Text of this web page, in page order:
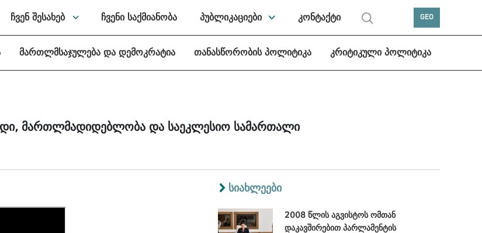
ჩვენ შესახებ ჩვენი საქმიანობა პუბლიკაციები კონტაქტი GEO
მართლმსაჯულება და დემოკრატია თანასწორობის პოლიტიკა კრიტიკული პოლიტიკა
მართლმადიდებლობა და საეკლესიო სამართალი
სიახლეები
2008 წლის აგვისტოს ომთან
დაკავშირებით პარლამენტის